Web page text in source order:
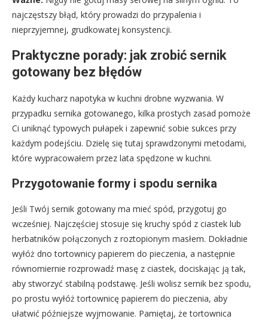
najczęstszy błąd, który prowadzi do przypalenia i
nieprzyjemnej, grudkowatej konsystencji.
Praktyczne porady: jak zrobić sernik
gotowany bez błędów
Każdy kucharz napotyka w kuchni drobne wyzwania. W
przypadku sernika gotowanego, kilka prostych zasad pomoże
Ci uniknąć typowych pułapek i zapewnić sobie sukces przy
każdym podejściu. Dzielę się tutaj sprawdzonymi metodami,
które wypracowałem przez lata spędzone w kuchni.
Przygotowanie formy i spodu sernika
Jeśli Twój sernik gotowany ma mieć spód, przygotuj go
wcześniej. Najczęściej stosuje się kruchy spód z ciastek lub
herbatników połączonych z roztopionym masłem. Dokładnie
wyłóż dno tortownicy papierem do pieczenia, a następnie
równomiernie rozprowadź masę z ciastek, dociskając ją tak,
aby stworzyć stabilną podstawę. Jeśli wolisz sernik bez spodu,
po prostu wyłóż tortownicę papierem do pieczenia, aby
ułatwić późniejsze wyjmowanie. Pamiętaj, że tortownica